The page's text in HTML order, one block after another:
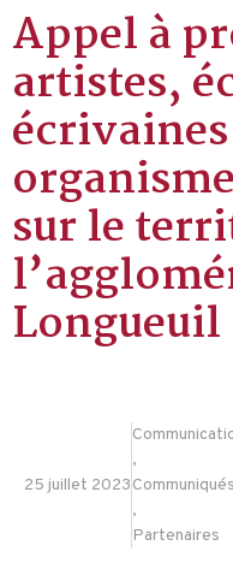
Appel à
artistes,
sur le
Longueuil
25 juillet 2023
,
,
Partenaires